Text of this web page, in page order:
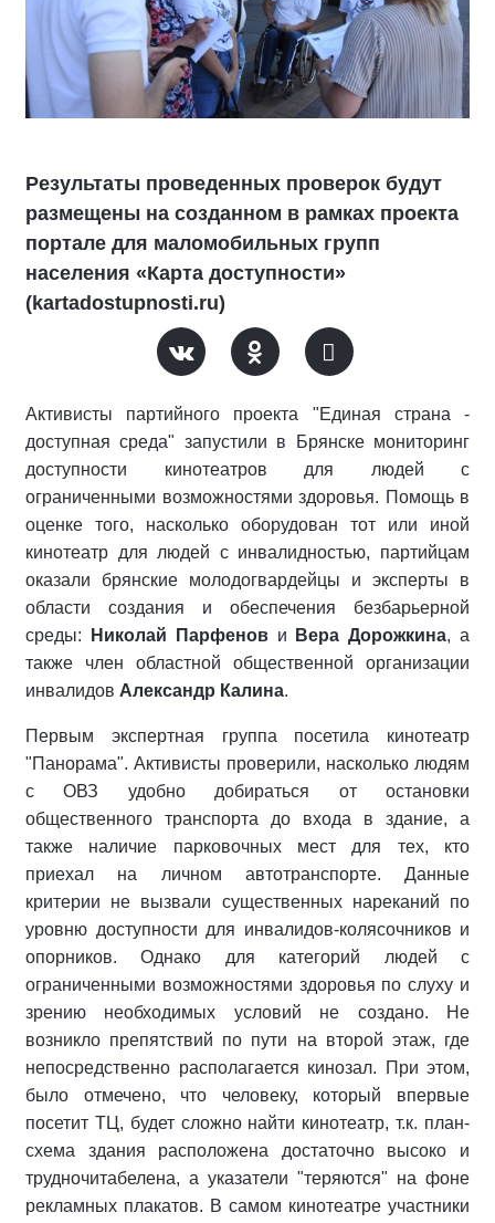
Результаты проведенных проверок будут
размещены на созданном в рамках проекта
портале для маломобильных групп
населения «Карта доступности»
(kartadostupnosti.ru)
Активисты партийного проекта "Единая страна -
доступная среда" запустили в Брянске мониторинг
доступности кинотеатров для людей с
ограниченными возможностями здоровья. Помощь в
оценке того, насколько оборудован тот или иной
кинотеатр для людей с инвалидностью, партийцам
оказали брянские молодогвардейцы и эксперты в
области создания и обеспечения безбарьерной
среды:
Николай Парфенови Вера Дорожкина, а
также член областной общественной организации
инвалидов Александр Калина.
Первым экспертная группа посетила кинотеатр
"Панорама". Активисты проверили, насколько людям
с ОВЗ удобно добираться от остановки
общественного транспорта до входа в здание, а
также наличие парковочных мест для тех, кто
приехал на личном автотранспорте. Данные
критерии не вызвали существенных нареканий по
уровню доступности для инвалидов-колясочников и
опорников. Однако для категорий людей с
ограниченными возможностями здоровья по слуху и
зрению необходимых условий не создано. Не
возникло препятствий по пути на второй этаж, где
непосредственно располагается кинозал. При этом,
было отмечено, что человеку, который впервые
посетит ТЦ, будет сложно найти кинотеатр, т.к. план-
схема здания расположена достаточно высоко и
трудночитабелена, а указатели "теряются" на фоне
рекламных плакатов. В самом кинотеатре участники